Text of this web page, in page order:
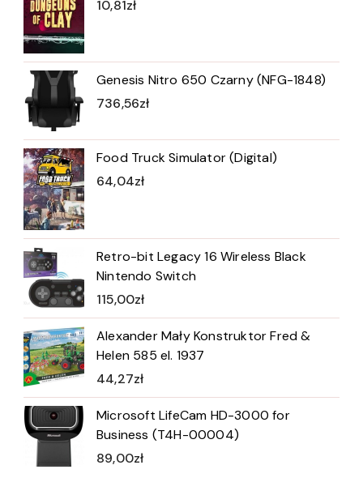
10,81zł
Genesis Nitro 650 Czarny (NFG-1848)
736,56zł
Food Truck Simulator (Digital)
64,04zł
Retro-bit Legacy 16 Wireless Black
Nintendo Switch
115,00zł
Alexander Mały Konstruktor Fred &
Helen 585 el. 1937
44,27zł
Microsoft LifeCam HD-3000 for
Business (T4H-00004)
89,00zł